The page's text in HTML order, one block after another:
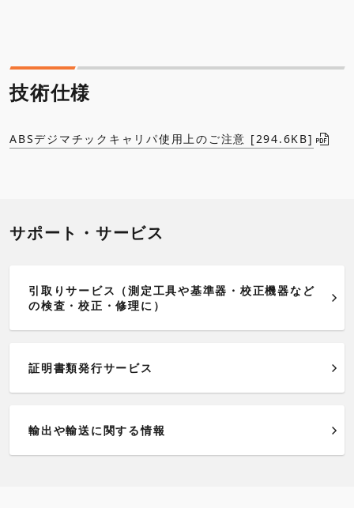
技術仕様
ABSデジマチックキャリパ使用上のご注意 [294.6KB]
サポート・サービス
引取りサービス（測定工具や基準器・校正機器など
の検査・校正・修理に）
証明書類発行サービス
輸出や輸送に関する情報